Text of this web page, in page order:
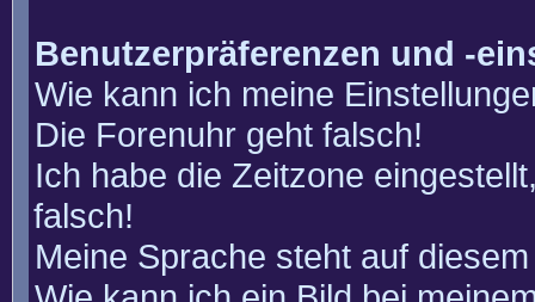
Benutzerpräferenzen und -
Wie kann ich meine
Die Forenuhr geht falsch!
Ich habe die Zeitzone
falsch!
Meine Sprache steht auf